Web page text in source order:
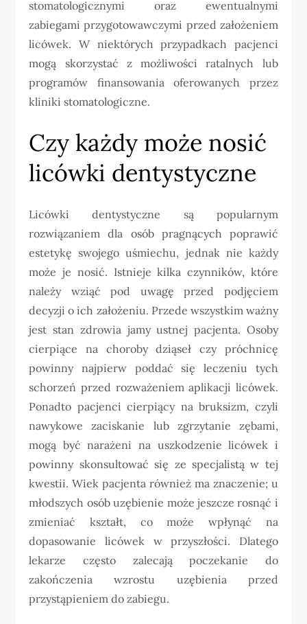
stomatologicznymi oraz ewentualnymi
zabiegami przygotowawczymi przed założeniem
licówek. W niektórych przypadkach pacjenci
mogą skorzystać z możliwości ratalnych lub
programów finansowania oferowanych przez
kliniki stomatologiczne.
Czy każdy może nosić
licówki dentystyczne
Licówki dentystyczne są popularnym
rozwiązaniem dla osób pragnących poprawić
estetykę swojego uśmiechu, jednak nie każdy
może je nosić. Istnieje kilka czynników, które
należy wziąć pod uwagę przed podjęciem
decyzji o ich założeniu. Przede wszystkim ważny
jest stan zdrowia jamy ustnej pacjenta. Osoby
cierpiące na choroby dziąseł czy próchnicę
powinny najpierw poddać się leczeniu tych
schorzeń przed rozważeniem aplikacji licówek.
Ponadto pacjenci cierpiący na bruksizm, czyli
nawykowe zaciskanie lub zgrzytanie zębami,
mogą być narażeni na uszkodzenie licówek i
powinny skonsultować się ze specjalistą w tej
kwestii. Wiek pacjenta również ma znaczenie; u
młodszych osób uzębienie może jeszcze rosnąć i
zmieniać kształt, co może wpłynąć na
dopasowanie licówek w przyszłości. Dlatego
lekarze często zalecają poczekanie do
zakończenia wzrostu uzębienia przed
przystąpieniem do zabiegu.